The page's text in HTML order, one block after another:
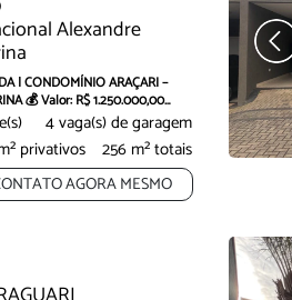
Alexandre
| CONDOMÍNIO ARAÇARI –
💰 Valor: R$ 1.250.000,00
4 vaga(s) de garagem
privativos 256 m² totais
AGORA MESMO